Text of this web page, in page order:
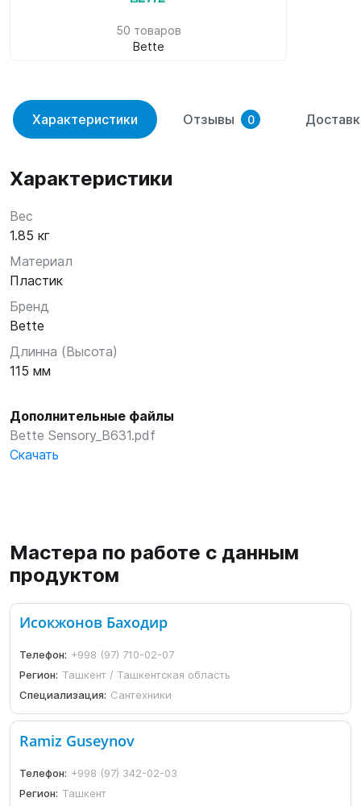
50 товаров
Bette
Характеристики Отзывы 0
Характеристики
Вес
1.85 кг
Материал
Пластик
Бренд
Bette
Длинна (Высота)
115 мм
Дополнительные файлы
Bette Sensory_B631.pdf
Скачать
Мастера по работе с данным
продуктом
Исокжонов Баходир
Телефон: +998 (97) 710-02-07
Регион: Ташкент / Ташкентская область
Специализация: Сантехники
Ramiz Guseynov
Телефон: +998 (97) 342-02-03
Регион: Ташкент